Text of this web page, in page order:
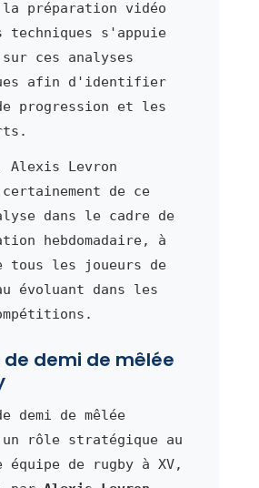
préparation vidéo
techniques s'appuie
ces analyses
afin d'identifier
progression et les
Alexis Levron
de ce
dans le cadre de
hebdomadaire, à
tous les joueurs de
évoluant dans les
de demi de mêlée
demi de mêlée
rôle stratégique au
équipe de rugby à XV,